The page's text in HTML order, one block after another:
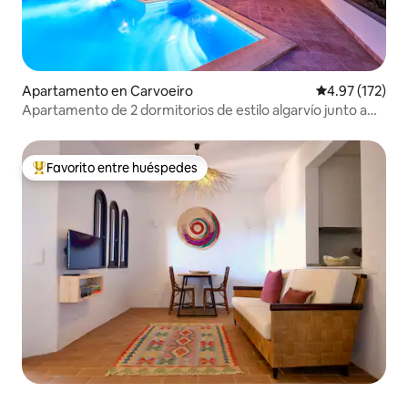
Apartamento en Carvoeiro Calificación
4.97 (172)
Apartamento de 2 dormitorios de estilo algarvío junto a
Favorito entre huéspedes preferido
Favorito entre huéspedes